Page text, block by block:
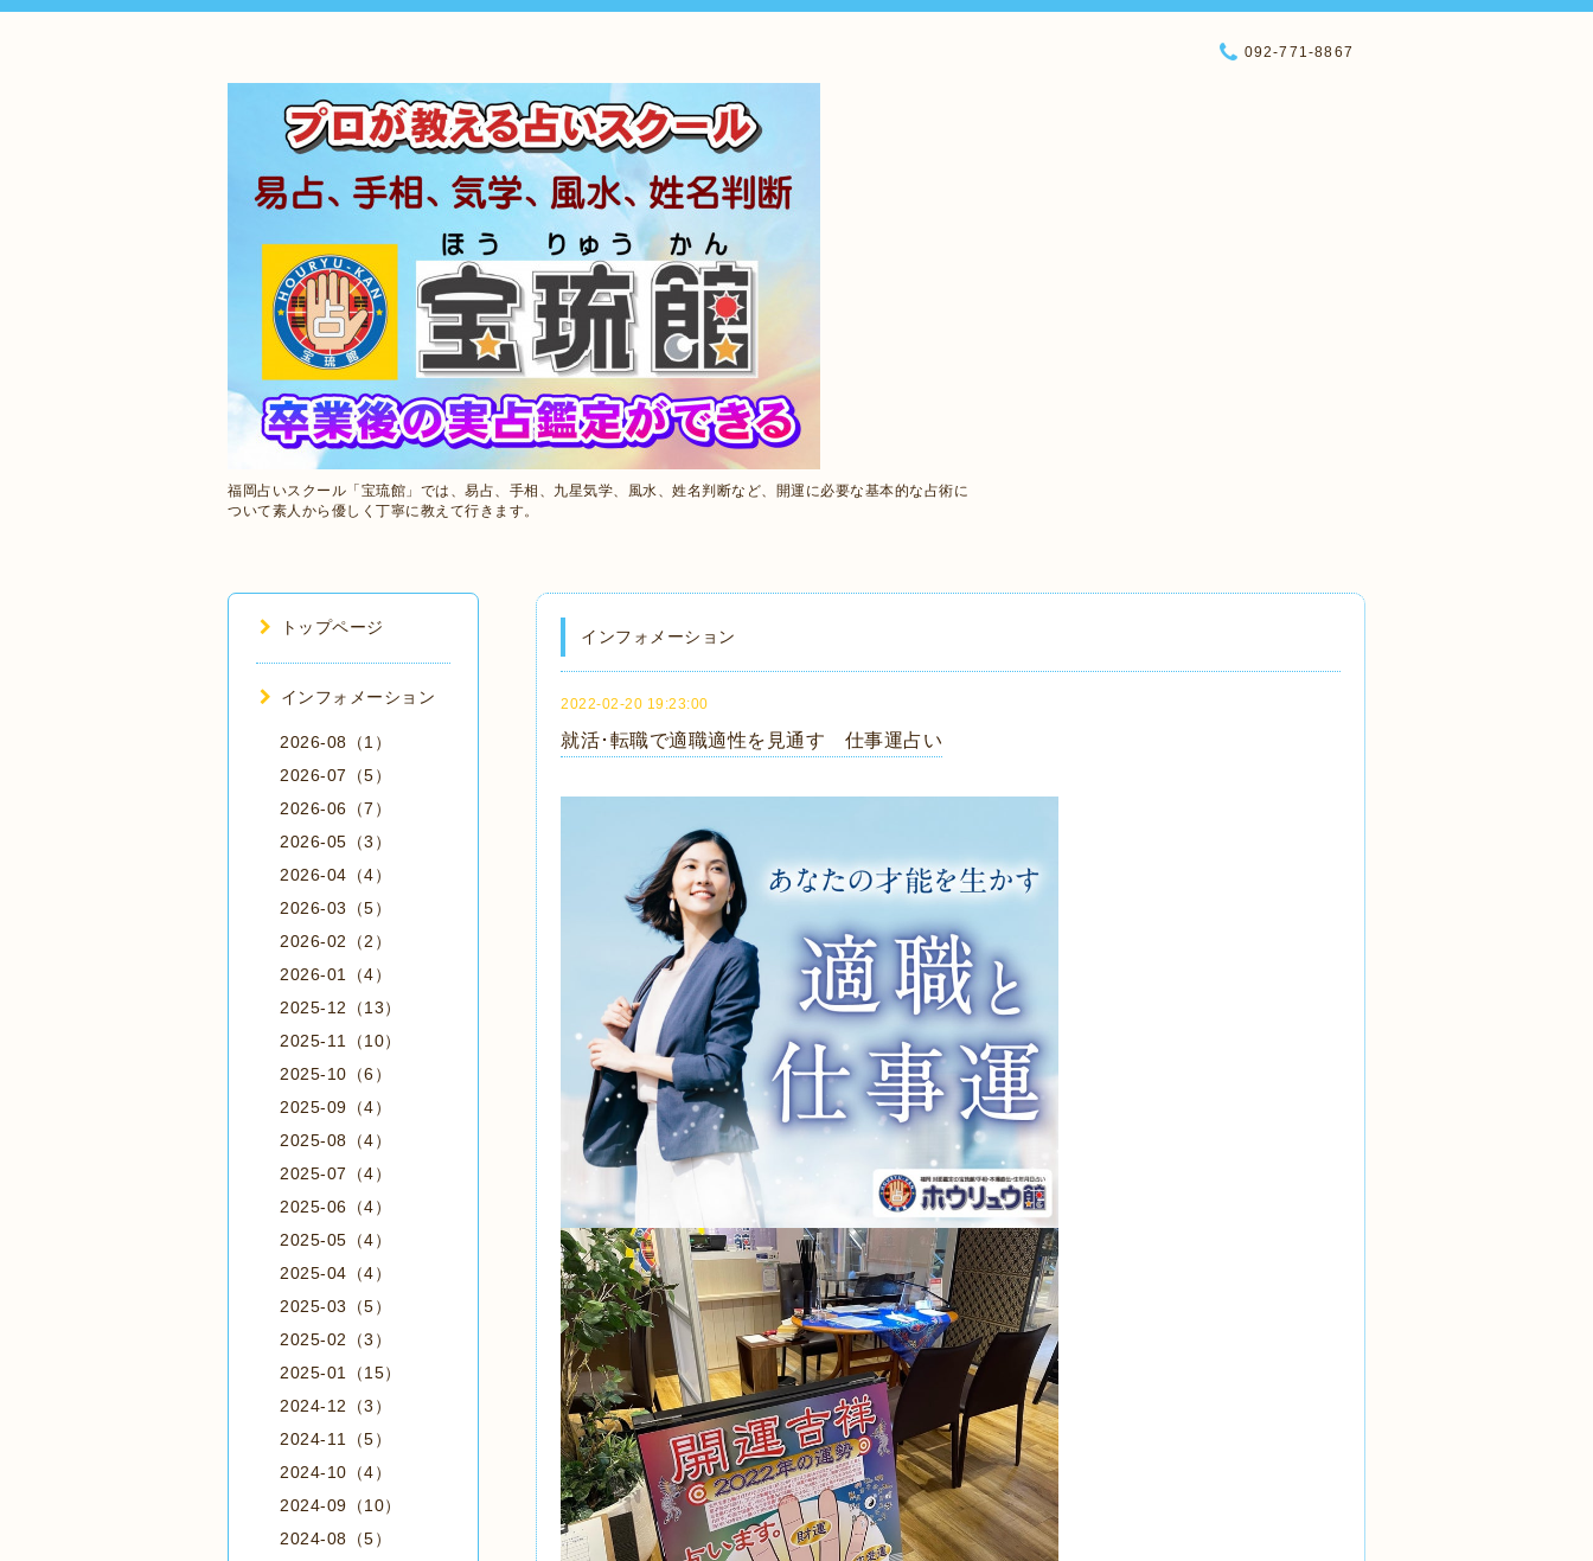
福岡占いスクール「宝琉館」では、易占、手相、九星気学、風水、姓名判断など、開運に必要な基本的な占術に
ついて素人から優しく丁寧に教えて行きます。
092-771-8867
インフォメーション
2022-02-20 19:23:00
就活･転職で適職適性を見通す 仕事運占い
トップページ
インフォメーション
2026-08（1）
2026-07（5）
2026-06（7）
2026-05（3）
2026-04（4）
2026-03（5）
2026-02（2）
2026-01（4）
2025-12（13）
2025-11（10）
2025-10（6）
2025-09（4）
2025-08（4）
2025-07（4）
2025-06（4）
2025-05（4）
2025-04（4）
2025-03（5）
2025-02（3）
2025-01（15）
2024-12（3）
2024-11（5）
2024-10（4）
2024-09（10）
2024-08（5）